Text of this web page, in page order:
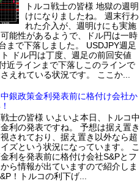
トルコ戦士の皆様 地獄の週明
けになりましたね。 週末行わ
れた介入が、週明けにも実施
能性があるようで、ドル円は一時
まで下落しました。 USDJPY週足
ドル円は丁度、週足の前回安値
近ラインまで下落しこのラインで
えれている状況です。 ここか...
銀政策金利発表前に格付け会社か
士の皆様 いよいよ本日、トルコ中
利の発表ですね。 予想は据え置き
されており、据え置き以外なら超
ズという状況になっています。 こ
利を発表前に格付け会社S&Pとフ
ら情報が出ていますので紹介しま
！トルコの利下げ...